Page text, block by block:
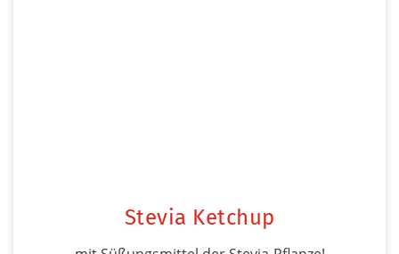
Stevia Ketchup